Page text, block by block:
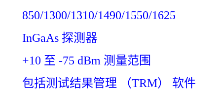
850/1300/1310/1490/1550/1625
InGaAs 探测器
+10 至 -75 dBm 测量范围
包括测试结果管理 （TRM） 软件